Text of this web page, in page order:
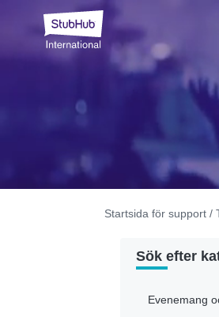
Startsida för support /
Sök efter
Evenemang